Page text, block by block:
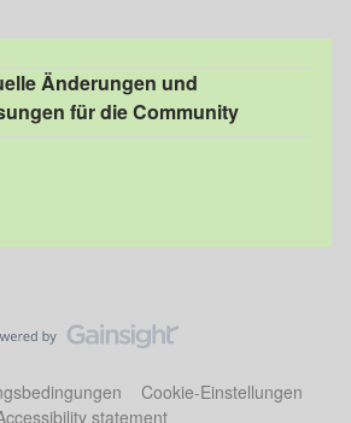
Änderungen und
für die Community
Cookie-Einstellungen
statement